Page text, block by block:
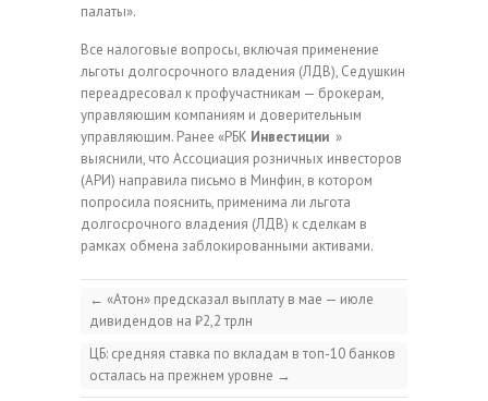
палаты».
Все налоговые вопросы, включая применение
льготы долгосрочного владения (ЛДВ), Седушкин
переадресовал к профучастникам — брокерам,
управляющим компаниям и доверительным
управляющим. Ранее «РБК Инвестиции »
выяснили, что Ассоциация розничных инвесторов
(АРИ) направила письмо в Минфин, в котором
попросила пояснить, применима ли льгота
долгосрочного владения (ЛДВ) к сделкам в
рамках обмена заблокированными активами.
← «Атон» предсказал выплату в мае — июле
дивидендов на ₽2,2 трлн
ЦБ: средняя ставка по вкладам в топ-10 банков
осталась на прежнем уровне →